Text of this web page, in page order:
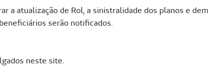
a atualização de Rol, a sinistralidade dos planos e
serão notificados.
neste site.